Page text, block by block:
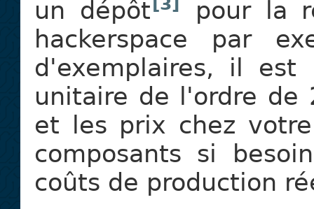
un dépôt
pour la
hackerspace par
d'exemplaires, il est
unitaire de l'ordre de
et les prix chez
composants si
coûts de production